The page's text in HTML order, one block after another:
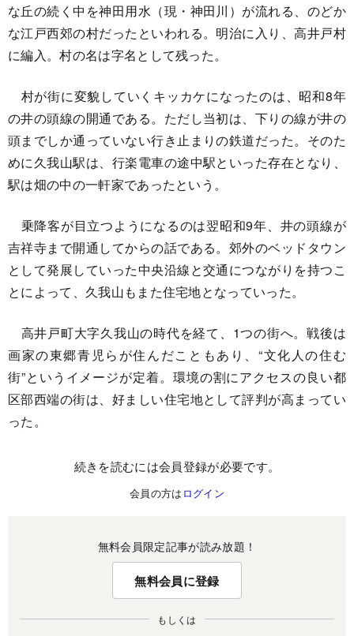
な丘の続く中を神田用水（現・神田川）が流れる、のどか
な江戸西郊の村だったといわれる。明治に入り、高井戸村
に編入。村の名は字名として残った。
村が街に変貌していくキッカケになったのは、昭和8年
の井の頭線の開通である。ただし当初は、下りの線が井の
頭までしか通っていない行き止まりの鉄道だった。そのた
めに久我山駅は、行楽電車の途中駅といった存在となり、
駅は畑の中の一軒家であったという。
乗降客が目立つようになるのは翌昭和9年、井の頭線が
吉祥寺まで開通してからの話である。郊外のベッドタウン
として発展していった中央沿線と交通につながりを持つこ
とによって、久我山もまた住宅地となっていった。
高井戸町大字久我山の時代を経て、1つの街へ。戦後は
画家の東郷青児らが住んだこともあり、“文化人の住む
街”というイメージが定着。環境の割にアクセスの良い都
区部西端の街は、好ましい住宅地として評判が高まってい
った。
続きを読むには会員登録が必要です。
会員の方は ログイン
無料会員限定記事が読み放題！
無料会員に登録
もしくは